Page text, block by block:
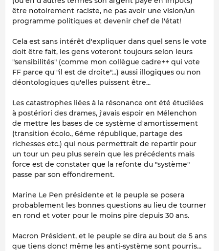
être notoirement raciste, ne pas avoir une vision/un
programme politiques et devenir chef de l'état!
Cela est sans intérêt d'expliquer dans quel sens le vote
doit être fait, les gens voteront toujours selon leurs
"sensibilités" (comme mon collègue cadre++ qui vote
FF parce qu'"il est de droite"...) aussi illogiques ou non
déontologiques qu'elles puissent être...
Les catastrophes liées à la résonance ont été étudiées
à postériori des drames, j'avais espoir en Mélenchon
de mettre les bases de ce système d'amortissement
(transition écolo., 6éme république, partage des
richesses etc.) qui nous permettrait de repartir pour
un tour un peu plus serein que les précédents mais
force est de constater que la refonte du "système"
passe par son effondrement.
Marine Le Pen présidente et le peuple se posera
probablement les bonnes questions au lieu de tourner
en rond et voter pour le moins pire depuis 30 ans.
Macron Président, et le peuple se dira au bout de 5 ans
que tiens donc! même les anti-système sont pourris...